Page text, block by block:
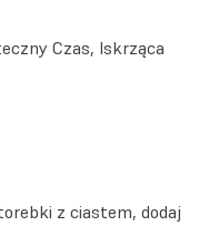
Czas, Iskrząca
z ciastem, dodaj